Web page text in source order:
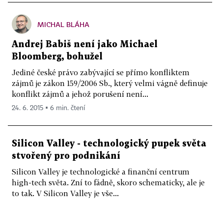
MICHAL BLÁHA
Andrej Babiš není jako Michael
Bloomberg, bohužel
Jediné české právo zabývající se přímo konfliktem
zájmů je zákon 159/2006 Sb., který velmi vágně definuje
konflikt zájmů a jehož porušení není...
24. 6. 2015 ▪ 6 min. čtení
Silicon Valley - technologický pupek světa
stvořený pro podnikání
Silicon Valley je technologické a finanční centrum
high-tech světa. Zní to fádně, skoro schematicky, ale je
to tak. V Silicon Valley je vše...